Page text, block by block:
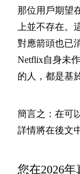
那位用戶期望
上並不存在。
對應箭頭也已
Netflix自身未
的人，都是基
簡言之：在可
詳情將在後文
您在2026